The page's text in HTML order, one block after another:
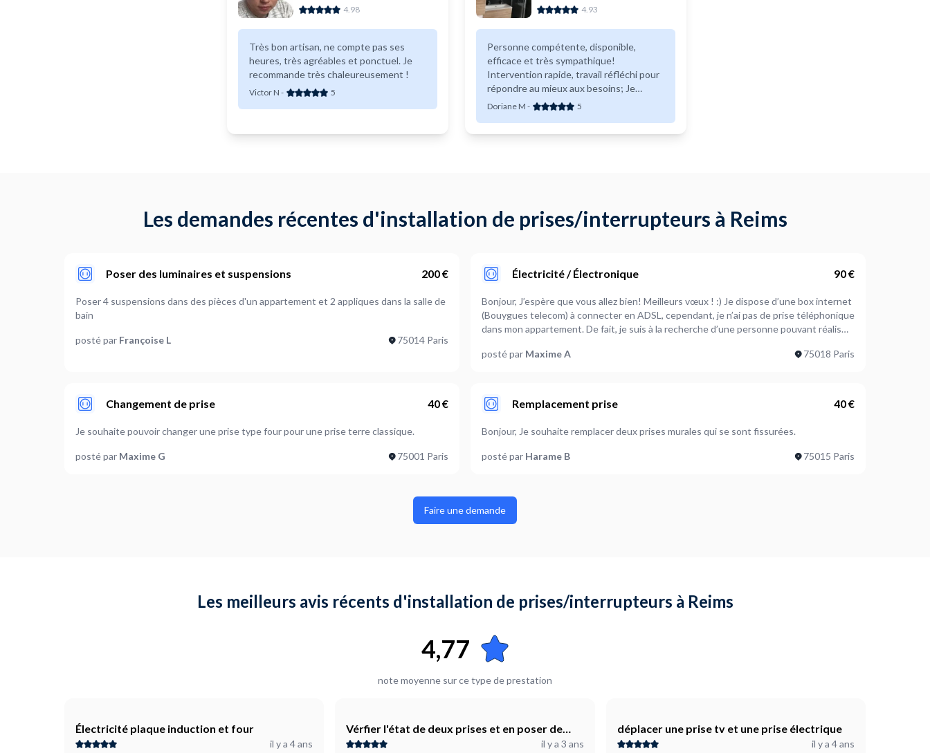
4.98
Très bon artisan, ne compte pas ses
heures, très agréables et ponctuel. Je
recommande très chaleureusement !
Victor N - 5
4.93
Personne compétente, disponible,
efficace et très sympathique!
Intervention rapide, travail réfléchi pour
répondre au mieux aux besoins; Je
recommande sans hésitation! Merci Sam
Doriane M - 5
Les demandes récentes d'installation de prises/interrupteurs à Reims
Poser des luminaires et suspensions 200 €
Poser 4 suspensions dans des pièces d'un appartement et 2 appliques dans la salle de
bain
posté par Françoise L 75014 Paris
Électricité / Électronique 90 €
Bonjour, J’espère que vous allez bien! Meilleurs vœux ! :) Je dispose d’une box internet
(Bouygues telecom) à connecter en ADSL, cependant, je n’ai pas de prise téléphonique
dans mon appartement. De fait, je suis à la recherche d’une personne pouvant réaliser
posté par Maxime A 75018 Paris
Changement de prise 40 €
Je souhaite pouvoir changer une prise type four pour une prise terre classique.
posté par Maxime G 75001 Paris
Remplacement prise 40 €
Bonjour, Je souhaite remplacer deux prises murales qui se sont fissurées.
posté par Harame B 75015 Paris
Faire une demande
Les meilleurs avis récents d'installation de prises/interrupteurs à Reims
4,77
note moyenne sur ce type de prestation
Électricité plaque induction et four
il y a 4 ans
Vérfier l'état de deux prises et en poser de
nouvelles en plus rdc.
il y a 3 ans
déplacer une prise tv et une prise électrique
il y a 4 ans